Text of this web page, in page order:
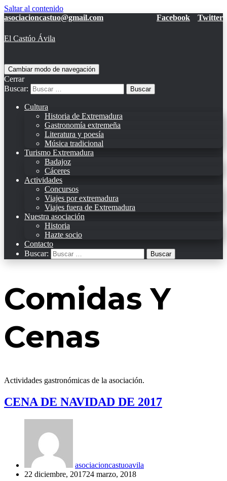
Saltar al contenido
asociacioncastuo@gmail.com
Facebook Twitter
El Castúo Ávila
Cambiar modo de navegación
Cerrar
Buscar:
Cultura
Historia de Extremadura
Gastronomía extremeña
Literatura y poesía
Música tradicional
Turismo Extremadura
Badajoz
Cáceres
Actividades
Concursos
Viajes por extremadura
Viajes fuera de Extremadura
Nuestra asociación
Historia
Hazte socio
Contacto
Buscar:
Comidas Y
Cenas
Actividades gastronómicas de la asociación.
CENA DE NAVIDAD DE 2017
asociacioncastuoavila
22 diciembre, 201724 marzo, 2018